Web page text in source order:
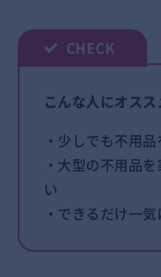
こんな人にオスス
・少しでも不用
・大型の不用品
い
・できるだけ一